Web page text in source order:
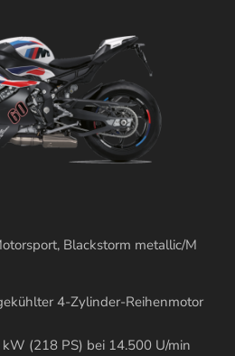
Blackstorm metallic/M
4-Zylinder-Reihenmotor
kW (218 PS) bei 14.500 U/min